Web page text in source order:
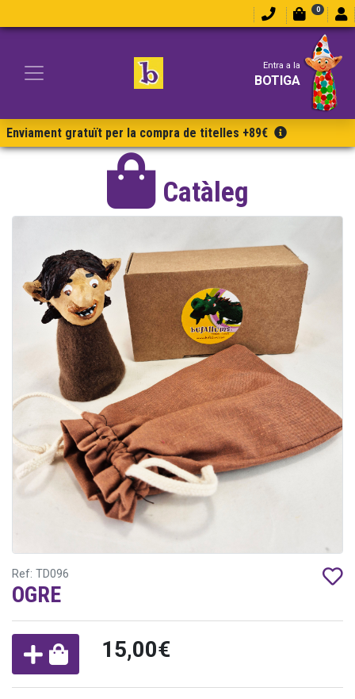
0
Entra a la
BOTIGA
Enviament gratuït per la compra de titelles +89€
Catàleg
Ref: TD096
OGRE
15,00€